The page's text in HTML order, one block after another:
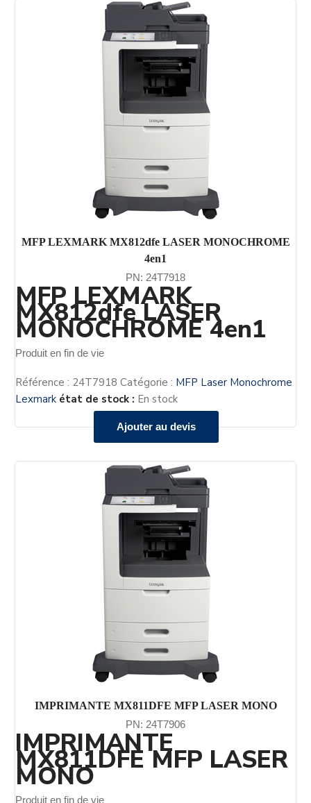
MFP LEXMARK MX812dfe LASER MONOCHROME
4en1
PN: 24T7918
Ajouter au devis
MFP LEXMARK
MX812dfe LASER
MONOCHROME 4en1
Produit en fin de vie
Référence : 24T7918 Catégorie : MFP Laser Monochrome
Lexmark état de stock : En stock
IMPRIMANTE MX811DFE MFP LASER MONO
PN: 24T7906
IMPRIMANTE
MX811DFE MFP LASER
MONO
Produit en fin de vie